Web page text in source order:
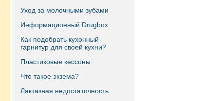
Уход за молочными зубами
Информационный Drugbox
Как подобрать кухонный
гарнитур для своей кухни?
Пластиковые кессоны
Что такое экзема?
Лактазная недостаточность